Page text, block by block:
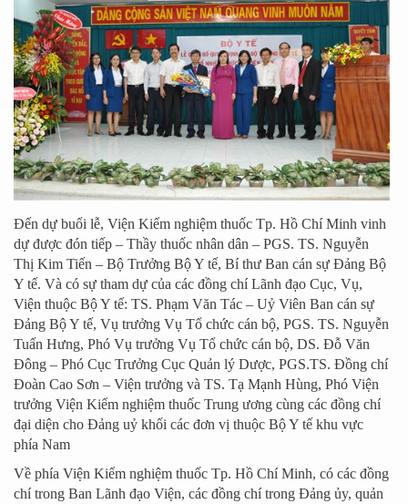
Đến dự buổi lễ, Viện Kiểm nghiệm thuốc Tp. Hồ Chí Minh vinh
dự được đón tiếp – Thầy thuốc nhân dân – PGS. TS. Nguyễn
Thị Kim Tiến – Bộ Trưởng Bộ Y tế, Bí thư Ban cán sự Đảng Bộ
Y tế. Và có sự tham dự của các đồng chí Lãnh đạo Cục, Vụ,
Viện thuộc Bộ Y tế: TS. Phạm Văn Tác – Uỷ Viên Ban cán sự
Đảng Bộ Y tế, Vụ trưởng Vụ Tổ chức cán bộ, PGS. TS. Nguyễn
Tuấn Hưng, Phó Vụ trưởng Vụ Tổ chức cán bộ, DS. Đỗ Văn
Đông – Phó Cục Trưởng Cục Quản lý Dược, PGS.TS. Đồng chí
Đoàn Cao Sơn – Viện trưởng và TS. Tạ Mạnh Hùng, Phó Viện
trưởng Viện Kiểm nghiệm thuốc Trung ương cùng các đồng chí
đại diện cho Đảng uỷ khối các đơn vị thuộc Bộ Y tế khu vực
phía Nam
Về phía Viện Kiểm nghiệm thuốc Tp. Hồ Chí Minh, có các đồng
chí trong Ban Lãnh đạo Viện, các đồng chí trong Đảng ủy, quản